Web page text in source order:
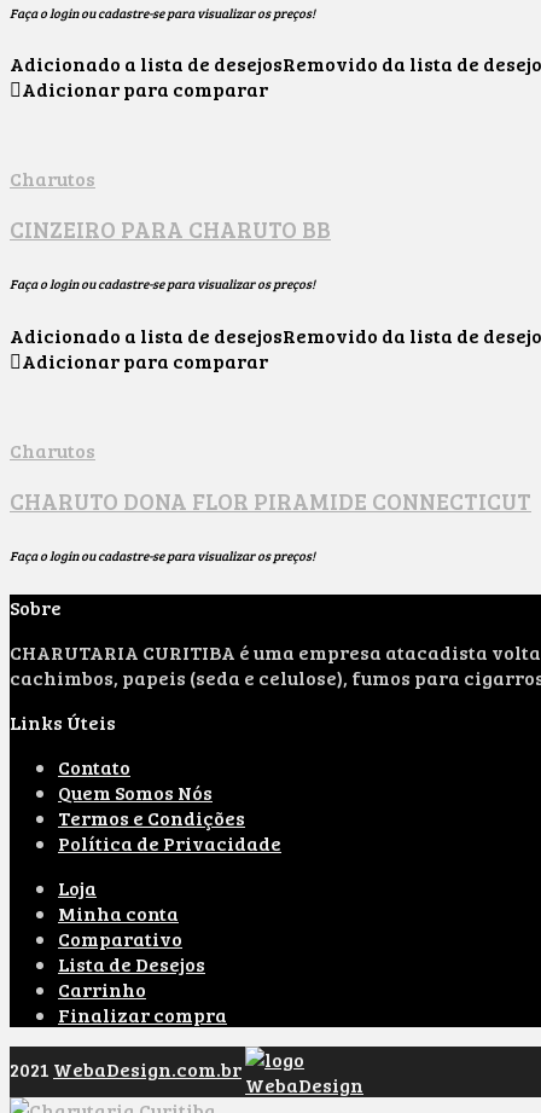
Faça o login ou cadastre-se para visualizar os preços!
Adicionado a lista de desejosRemovido da lista de
Adicionar para comparar
Charutos
CINZEIRO PARA CHARUTO BB
Faça o login ou cadastre-se para visualizar os preços!
Adicionado a lista de desejosRemovido da lista de
Adicionar para comparar
Charutos
CHARUTO DONA FLOR PIRAMIDE CONNECTICUT
Faça o login ou cadastre-se para visualizar os preços!
Sobre
CHARUTARIA CURITIBA é uma empresa atacadista
cachimbos, papeis (seda e celulose), fumos para
Links Úteis
Contato
Quem Somos Nós
Termos e Condições
Política de Privacidade
Loja
Minha conta
Comparativo
Lista de Desejos
Carrinho
Finalizar compra
2021 WebaDesign.com.br